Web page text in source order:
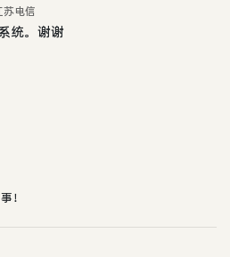
电信
统。谢谢
！